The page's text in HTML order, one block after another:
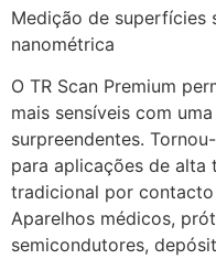
Medição de superfícies
nanométrica
O TR Scan Premium
mais sensíveis com
surpreendentes.
para aplicações de alta
tradicional por
Aparelhos médicos,
semicondutores,